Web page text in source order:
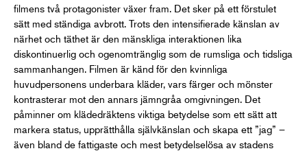
filmens två protagonister växer fram. Det sker på ett förstulet
sätt med ständiga avbrott. Trots den intensifierade känslan av
närhet och täthet är den mänskliga interaktionen lika
diskontinuerlig och ogenomtränglig som de rumsliga och tidsliga
sammanhangen. Filmen är känd för den kvinnliga
huvudpersonens underbara kläder, vars färger och mönster
kontrasterar mot den annars jämngråa omgivningen. Det
påminner om klädedräktens viktiga betydelse som ett sätt att
markera status, upprätthålla självkänslan och skapa ett ”jag” –
även bland de fattigaste och mest betydelselösa av stadens